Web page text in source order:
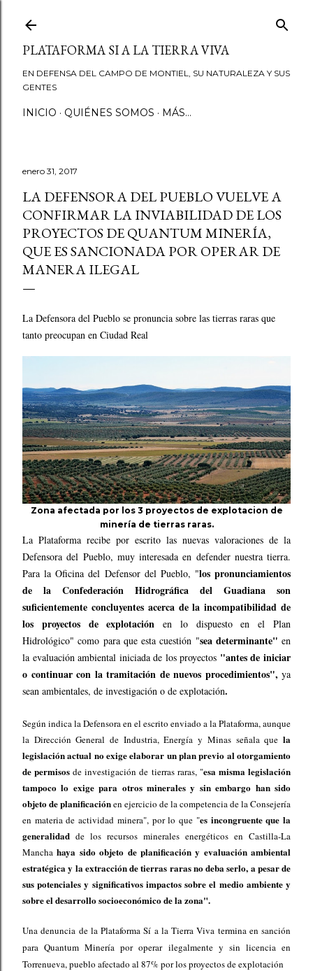
PLATAFORMA SI A LA TIERRA VIVA
EN DEFENSA DEL CAMPO DE MONTIEL, SU NATURALEZA Y SUS
GENTES
INICIO QUIÉNES SOMOS MÁS…
enero 31, 2017
LA DEFENSORA DEL PUEBLO VUELVE A
CONFIRMAR LA INVIABILIDAD DE LOS
PROYECTOS DE QUANTUM MINERÍA,
QUE ES SANCIONADA POR OPERAR DE
MANERA ILEGAL
La Defensora del Pueblo se pronuncia sobre las tierras raras que
tanto preocupan en Ciudad Real
Zona afectada por los 3 proyectos de explotacion de
minería de tierras raras.
La Plataforma recibe por escrito las nuevas valoraciones de la
Defensora del Pueblo, muy interesada en defender nuestra tierra.
Para la Oficina del Defensor del Pueblo, "los pronunciamientos
de la Confederación Hidrográfica del Guadiana son
suficientemente concluyentes acerca de la incompatibilidad de
los proyectos de explotación en lo dispuesto en el Plan
Hidrológico" como para que esta cuestión "sea determinante" en
la evaluación ambiental iniciada de los proyectos "antes de iniciar
o continuar con la tramitación de nuevos procedimientos", ya
sean ambientales, de investigación o de explotación.
Según indica la Defensora en el escrito enviado a la Plataforma, aunque
la Dirección General de Industria, Energía y Minas señala que la
legislación actual no exige elaborar un plan previo al otorgamiento
de permisosde investigación de tierras raras, "esa misma legislación
tampoco lo exige para otros minerales y sin embargo han sido
objeto de planificaciónen ejercicio de la competencia de la Consejería
en materia de actividad minera", por lo que "es incongruente que la
generalidad de los recursos minerales energéticos en Castilla-La
Mancha haya sido objeto de planificación y evaluación ambiental
estratégica y la extracción de tierras raras no deba serlo, a pesar de
sus potenciales y significativos impactos sobre el medio ambiente y
sobre el desarrollo socioeconómico de la zona".
Una denuncia de la Plataforma Sí a la Tierra Viva termina en sanción
para Quantum Minería por operar ilegalmente y sin licencia en
Torrenueva, pueblo afectado al 87% por los proyectos de explotación